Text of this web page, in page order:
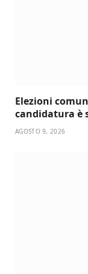
Elezioni
candidatura è
AGOSTO 9, 2026